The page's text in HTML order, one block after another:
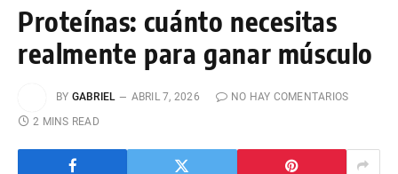
Proteínas: cuánto necesitas
realmente para ganar músculo
BY GABRIEL ABRIL 7, 2026
NO HAY COMENTARIOS
2 MINS READ